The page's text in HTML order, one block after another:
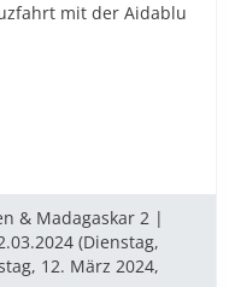
mit der Aidablu
& Madagaskar 2 |
(Dienstag,
12. März 2024,